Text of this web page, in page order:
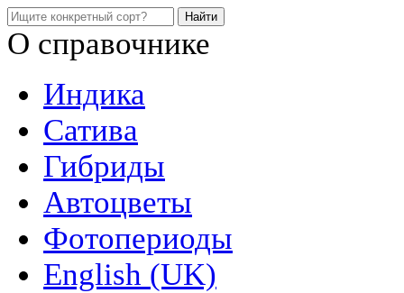
О справочнике
Индика
Сатива
Гибриды
Автоцветы
Фотопериоды
English (UK)